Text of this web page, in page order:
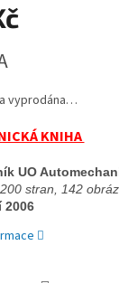
vyprodána…
KNIHA
UO
stran, 142
2006